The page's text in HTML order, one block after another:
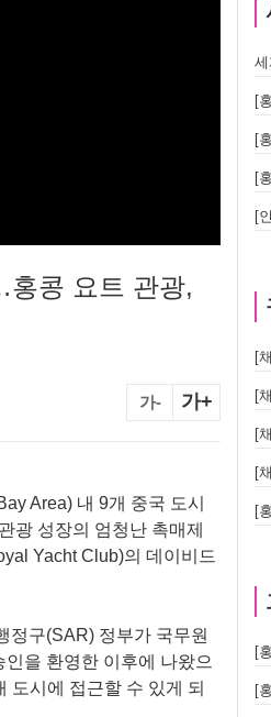
콩 요트 관광,
가- 가+
Area) 내 9개 중국 도시
광 성장의 엄청난 촉매제
Yacht Club)의 데이비드
정구(SAR) 정부가 국무원
을 환영한 이후에 나왔으
도시에 접근할 수 있게 되
[
[
[
[
[
[
[
[
[